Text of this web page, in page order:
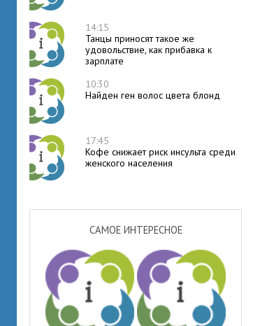
14:15
Танцы приносят такое же
удовольствие, как прибавка к
зарплате
10:30
Найден ген волос цвета блонд
17:45
Кофе снижает риск инсульта среди
женского населения
САМОЕ ИНТЕРЕСНОЕ